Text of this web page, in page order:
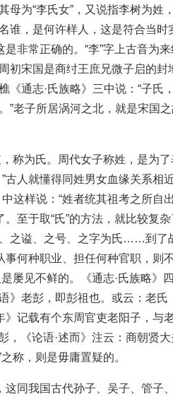
为“李氏女”，又说指李树为姓
谁，是何许样人，这是符合当时
非常正确的。“李”字上古音为
初宋国是商纣王庶兄微子启的封
通志·氏族略》三中说：“子氏
”老子所居涡河之北，就是宋国
称为氏。周代女子称姓，是为
古人就懂得同姓男女血缘关系相
这样说：“姓者统其祖考之所自
至于取“氏”的方法，就比较复
之谥、之号、之字为氏……到了
事何种职业、担任何种官职，则
屡见不鲜的。《通志·氏族略》
》老彭，即彭祖也。或云：老
》记载有个东周官吏老阳子，与
，《论语·述而》注云：商朝贤
称，则是毋庸置疑的。
这同我国古代孙子、吴子、管子